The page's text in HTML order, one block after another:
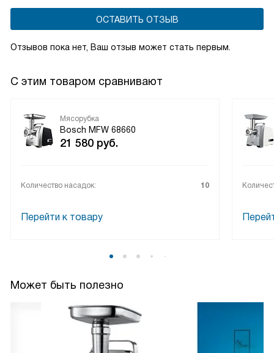
Может быть полезно
ОСТАВИТЬ ОТЗЫВ
Отзывов пока нет, Ваш отзыв может стать первым.
С этим товаром сравнивают
Мясорубка
Bosch MFW 68660
21 580 руб.
Количество насадок: 10
Перейти к товару